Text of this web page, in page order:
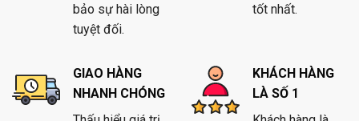
bảo sự hài lòng
tuyệt đối.
tốt nhất.
GIAO HÀNG
NHANH CHÓNG
KHÁCH HÀNG
LÀ SỐ 1